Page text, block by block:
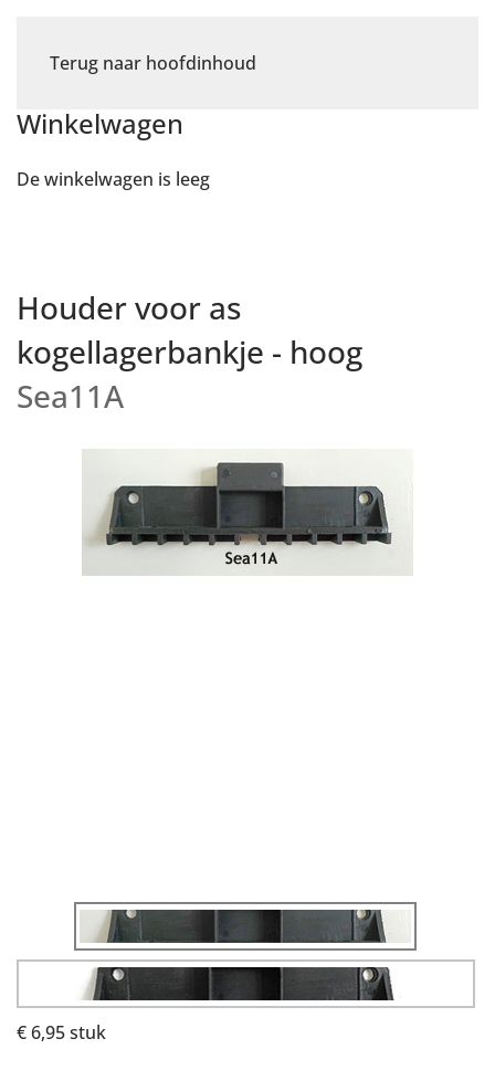
Terug naar hoofdinhoud
Winkelwagen
De winkelwagen is leeg
Houder voor as
kogellagerbankje - hoog
Sea11A
€ 6,95stuk